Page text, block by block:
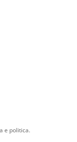
e politica.